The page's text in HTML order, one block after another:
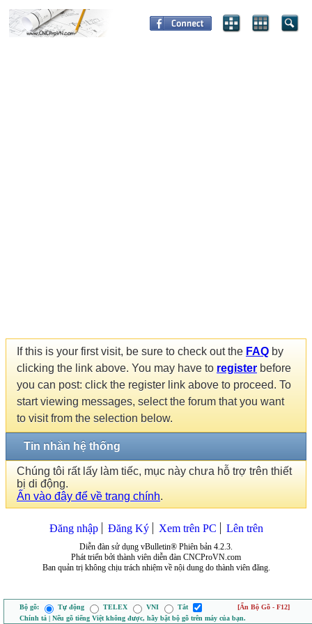
If this is your first visit, be sure to check out the FAQ by
clicking the link above. You may have to register before
you can post: click the register link above to proceed. To
start viewing messages, select the forum that you want
to visit from the selection below.
Tin nhắn hệ thống
Chúng tôi rất lấy làm tiếc, mục này chưa hỗ trợ trên thiết
bị di động.
Ấn vào đây để về trang chính.
Đăng nhập Đăng Ký Xem trên PC Lên trên
Diễn đàn sử dụng vBulletin® Phiên bản 4.2.3.
Phát triển bởi thành viên diễn đàn CNCProVN.com
Ban quản trị không chịu trách nhiệm về nội dung do thành viên đăng.
Bộ gõ: Tự động TELEX VNI Tắt
[Ẩn Bộ Gõ - F12]
Chính tả | Nếu gõ tiếng Việt không được, hãy bật bộ gõ trên máy của bạn.